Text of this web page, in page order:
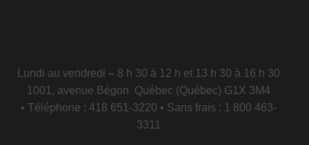
Lundi au vendredi – 8 h 30 à 12 h et 13 h 30 à 16 h 30
1001, avenue Bégon Québec (Québec) G1X 3M4
• Téléphone : 418 651-3220 • Sans frais : 1 800 463-
3311